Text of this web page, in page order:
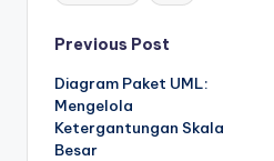
Post
navigation
Previous Post
Diagram Paket UML:
Mengelola
Ketergantungan Skala
Besar